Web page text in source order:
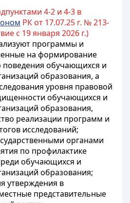
4-2 и 4-3 в
РК от 17.07.25 г. № 213-
с 19 января 2026 г.)
программы и
на формирование
поведения обучающихся и
образования, а
уровня правовой
обучающихся и
образования,
реализации программ и
исследований;
органами
по профилактике
обучающихся и
образования;
утверждения в
представительные